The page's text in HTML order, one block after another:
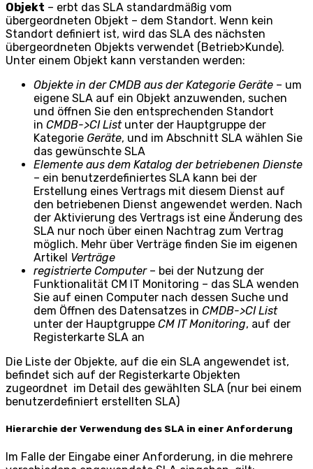
Objekt – erbt das SLA standardmäßig vom
übergeordneten Objekt – dem Standort. Wenn kein
Standort definiert ist, wird das SLA des nächsten
übergeordneten Objekts verwendet (Betrieb>Kunde).
Unter einem Objekt kann verstanden werden:
Objekte in der CMDB aus der Kategorie Geräte – um
eigene SLA auf ein Objekt anzuwenden, suchen
und öffnen Sie den entsprechenden Standort
in CMDB->CI Listunter der Hauptgruppe der
Kategorie Geräte, und im Abschnitt SLA wählen Sie
das gewünschte SLA
Elemente aus dem Katalog der betriebenen Dienste
– ein benutzerdefiniertes SLA kann bei der
Erstellung eines Vertrags mit diesem Dienst auf
den betriebenen Dienst angewendet werden. Nach
der Aktivierung des Vertrags ist eine Änderung des
SLA nur noch über einen Nachtrag zum Vertrag
möglich. Mehr über Verträge finden Sie im eigenen
Artikel Verträge
registrierte Computer– bei der Nutzung der
Funktionalität CM IT Monitoring – das SLA wenden
Sie auf einen Computer nach dessen Suche und
dem Öffnen des Datensatzes in CMDB->CI List
unter der Hauptgruppe CM IT Monitoring, auf der
Registerkarte SLA an
Die Liste der Objekte, auf die ein SLA angewendet ist,
befindet sich auf der Registerkarte Objekten
zugeordnet im Detail des gewählten SLA (nur bei einem
benutzerdefiniert erstellten SLA)
Hierarchie der Verwendung des SLA in einer Anforderung
Im Falle der Eingabe einer Anforderung, in die mehrere